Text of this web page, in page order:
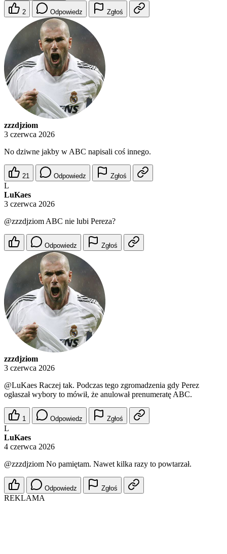
2 Odpowiedz Zgłoś
zzzdjziom
3 czerwca 2026
No dziwne jakby w ABC napisali coś innego.
21 Odpowiedz Zgłoś
L
LuKaes
3 czerwca 2026
@zzzdjziom ABC nie lubi Pereza?
Odpowiedz Zgłoś
zzzdjziom
3 czerwca 2026
@LuKaes Raczej tak. Podczas tego zgromadzenia gdy Perez
ogłaszał wybory to mówił, że anulował prenumeratę ABC.
1 Odpowiedz Zgłoś
L
LuKaes
4 czerwca 2026
@zzzdjziom No pamiętam. Nawet kilka razy to powtarzał.
Odpowiedz Zgłoś
REKLAMA